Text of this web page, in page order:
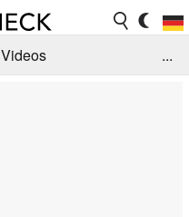
Videos
...